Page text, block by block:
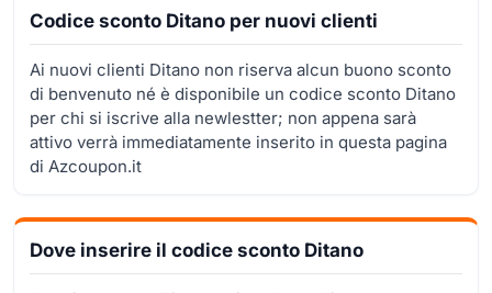
Codice sconto Ditano per nuovi clienti
Ai nuovi clienti Ditano non riserva alcun buono sconto
di benvenuto né è disponibile un codice sconto Ditano
per chi si iscrive alla newlestter; non appena sarà
attivo verrà immediatamente inserito in questa pagina
di Azcoupon.it
Dove inserire il codice sconto Ditano